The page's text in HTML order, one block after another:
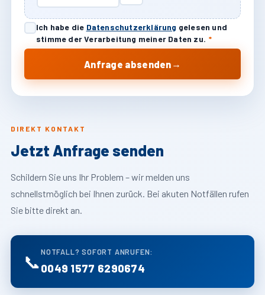
DIREKT KONTAKT
Jetzt Anfrage senden
Schildern Sie uns Ihr Problem – wir melden uns
schnellstmöglich bei Ihnen zurück. Bei akuten Notfällen rufen
Sie bitte direkt an.
📞 NOTFALL? SOFORT ANRUFEN:
0049 1577 6290674
Ich habe die Datenschutzerklärung gelesen und
stimme der Verarbeitung meiner Daten zu. *
Anfrage absenden →